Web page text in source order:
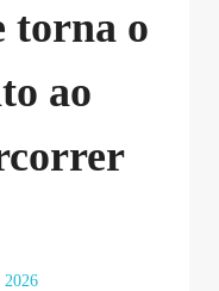
torna o
ao
2026